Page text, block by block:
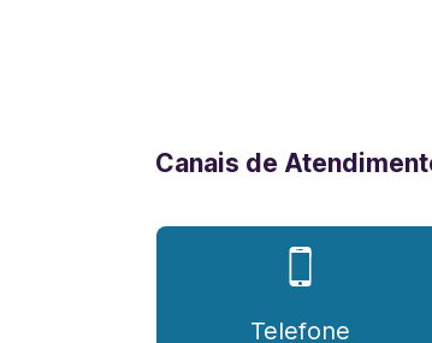
Canais de
Telefone